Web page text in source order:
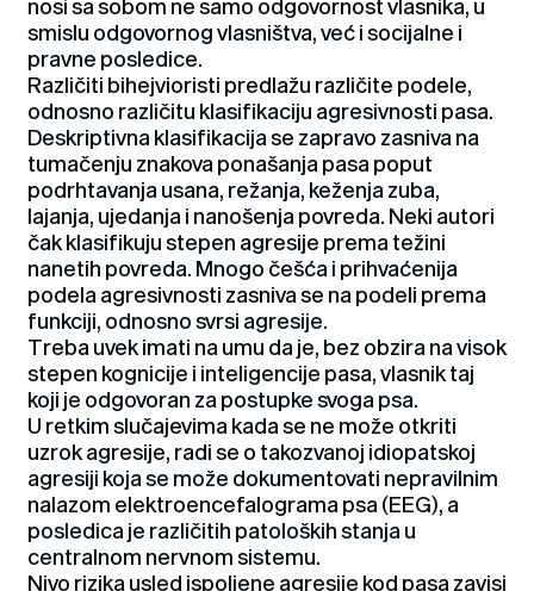
nosi sa sobom ne samo odgovornost vlasnika, u
smislu odgovornog vlasništva, već i socijalne i
pravne posledice.
Različiti bihejvioristi predlažu različite podele,
odnosno različitu klasifikaciju agresivnosti pasa.
Deskriptivna klasifikacija se zapravo zasniva na
tumačenju znakova ponašanja pasa poput
podrhtavanja usana, režanja, keženja zuba,
lajanja, ujedanja i nanošenja povreda. Neki autori
čak klasifikuju stepen agresije prema težini
nanetih povreda. Mnogo češća i prihvaćenija
podela agresivnosti zasniva se na podeli prema
funkciji, odnosno svrsi agresije.
Treba uvek imati na umu da je, bez obzira na visok
stepen kognicije i inteligencije pasa, vlasnik taj
koji je odgovoran za postupke svoga psa.
U retkim slučajevima kada se ne može otkriti
uzrok agresije, radi se o takozvanoj idiopatskoj
agresiji koja se može dokumentovati nepravilnim
nalazom elektroencefalograma psa (EEG), a
posledica je različitih patoloških stanja u
centralnom nervnom sistemu.
Nivo rizika usled ispoljene agresije kod pasa zavisi